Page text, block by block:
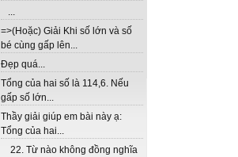
...
=>(Hoặc) Giải Khi số lớn và số
bé cùng gấp lên...
Đẹp quá...
Tổng của hai số là 114,6. Nếu
gấp số lớn...
Thầy giải giúp em bài này ạ:
Tổng của hai...
22. Từ nào không đồng nghĩa